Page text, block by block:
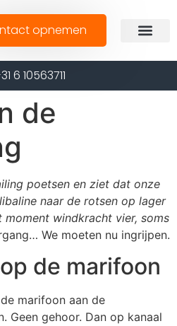
opnemen
6 10563711
de
poetsen en ziet dat onze
naar de rotsen op lager
windkracht vier, soms
We moeten nu ingrijpen.
de marifoon
marifoon aan de
Geen gehoor. Dan op kanaal